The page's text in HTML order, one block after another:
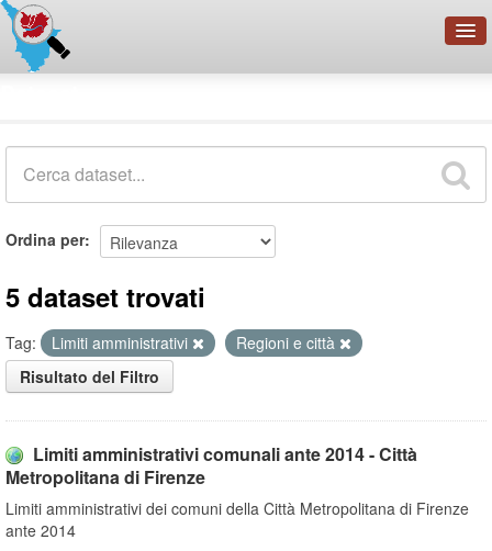
Organizzazioni
Ordina per
5 dataset trovati
Tag: Limiti amministrativi
Regioni e città
Risultato del Filtro
Limiti amministrativi comunali ante 2014 - Città
Metropolitana di Firenze
Limiti amministrativi dei comuni della Città Metropolitana di Firenze
ante 2014